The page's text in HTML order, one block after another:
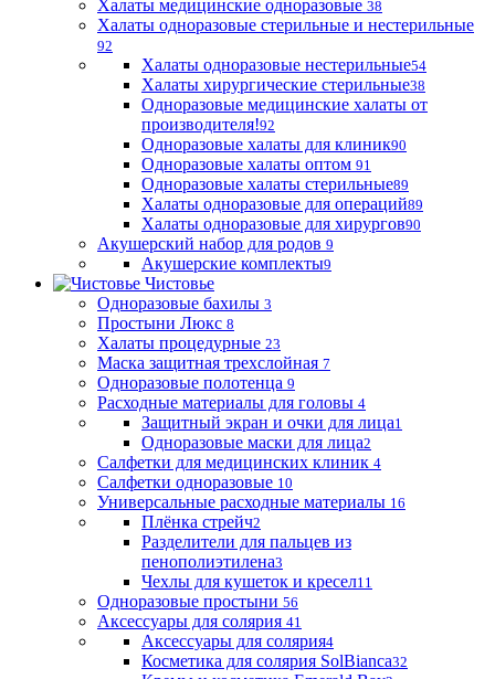
Халаты медицинские одноразовые 38
Халаты одноразовые стерильные и нестерильные
92
Халаты одноразовые нестерильные54
Халаты хирургические стерильные38
Одноразовые медицинские халаты от
производителя!92
Одноразовые халаты для клиник90
Одноразовые халаты оптом 91
Одноразовые халаты стерильные89
Халаты одноразовые для операций89
Халаты одноразовые для хирургов90
Акушерский набор для родов 9
Акушерские комплекты9
Чистовье
Одноразовые бахилы 3
Простыни Люкс 8
Халаты процедурные 23
Маска защитная трехслойная 7
Одноразовые полотенца 9
Расходные материалы для головы 4
Защитный экран и очки для лица1
Одноразовые маски для лица2
Салфетки для медицинских клиник 4
Салфетки одноразовые 10
Универсальные расходные материалы 16
Плёнка стрейч2
Разделители для пальцев из
пенополиэтилена3
Чехлы для кушеток и кресел11
Одноразовые простыни 56
Аксессуары для солярия 41
Аксессуары для солярия4
Косметика для солярия SolBianca32